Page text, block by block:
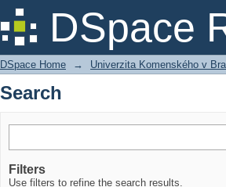
DSpace
Search
DSpace Home → Univerzita Komenského v
Search
Filters
Use filters to refine the search results.